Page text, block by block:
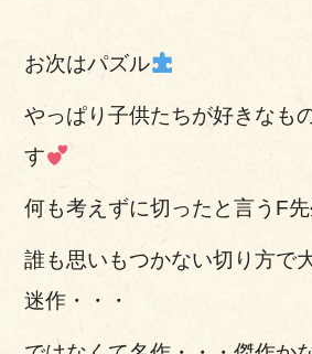
お次はパズル
やっぱり子供たちが好きなも
す
何も考えずに切ったと言うF先
誰も思いもつかない切り方で
迷作・・・